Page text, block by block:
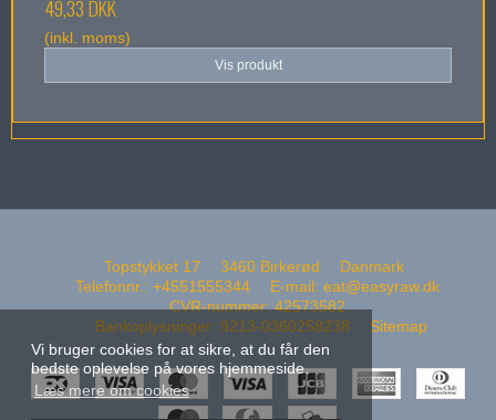
Vi bruger cookies for at sikre, at du får den
bedste oplevelse på vores hjemmeside.
Læs mere om cookies
49,33 DKK
(inkl. moms)
Vis produkt
Topstykket 17 3460 Birkerød
Danmark
Telefonnr. : +4551555344 E-mail: eat@easyraw.dk
CVR-nummer:42573582
Bankoplysninger: 9213-0360258238 Sitemap